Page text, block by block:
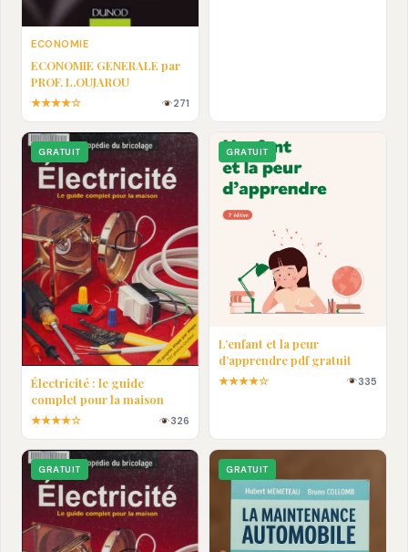
ECONOMIE
ECONOMIE GENERALE par
PROF. L.OUJAROU
★★★★☆ 271
GRATUIT
Électricité : le guide
complet pour la maison
★★★★☆ 326
GRATUIT
L’enfant et la peur
d’apprendre pdf gratuit
★★★★☆ 335
GRATUIT GRATUIT